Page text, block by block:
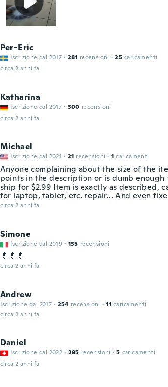
Per-Eric
Iscrizione dal 2017 · 281 recensioni · 25 caricamenti
circa 2 anni fa
Katharina
Iscrizione dal 2017 · 300 recensioni
circa 2 anni fa
Michael
Iscrizione dal 2021 · 21 recensioni · 1 caricamenti
Anyone complaining about the size of the
points in the description or is dumb
ship for $2.99 Item is exactly as described,
for laptop, tablet, etc. repair... And even
circa 2 anni fa
Simone
Iscrizione dal 2019 · 135 recensioni
🔝🔝🔝
circa 2 anni fa
Andrew
Iscrizione dal 2017 · 254 recensioni · 11 caricamenti
circa 2 anni fa
Daniel
Iscrizione dal 2022 · 295 recensioni · 5 caricamenti
circa 2 anni fa